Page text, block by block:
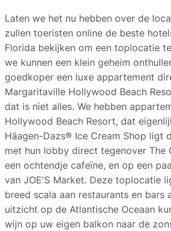
Laten we het nu hebben over de
zullen toeristen online de beste
Florida bekijken om een toplocatie
we kunnen een klein geheim
goedkoper een luxe appartement
Margaritaville Hollywood Beach
dat is niet alles. We hebben
Hollywood Beach Resort, dat
Häagen-Dazs® Ice Cream Shop ligt
met hun lobby direct tegenover The
een ochtendje cafeïne, en op een
van JOE'S Market. Deze toplocatie
breed scala aan restaurants en bars
uitzicht op de Atlantische Oceaan
wijn op uw eigen balkon naar de